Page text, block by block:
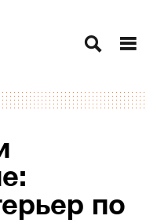
по